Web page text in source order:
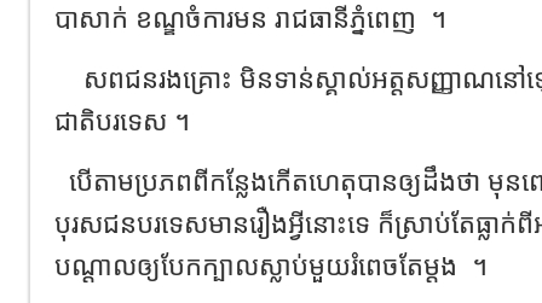
បាសាក់​ ខណ្ឌ​ចំការមន​ រាជធានី​ភ្នំពេញ​
។
សព​ជនរងគ្រោះ​​ មិន​ទាន់​ស្គាល់​អត្តសញ្ញាណ​នៅ​
ជាតិ​បរទេស​ ។
បេីតាម​ប្រភព​ពី​កន្លែង​កើត​ហេតុ​បានឲ្យ​ដឹង​ថា​ មុ
បុរស​ជន​បរទេស​មាន​រឿង​អ្វី​នោះ​ទេ​ ក៏ស្រាប់​តែ​ធ្លា
បណ្ដាល​ឲ្យ​បែក​ក្បាល​ស្លាប់​មួយ​រំពេច​តែ​ម្តង​
។